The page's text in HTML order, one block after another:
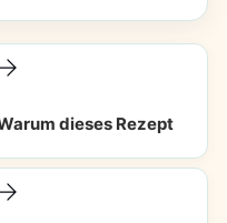
dieses Rezept